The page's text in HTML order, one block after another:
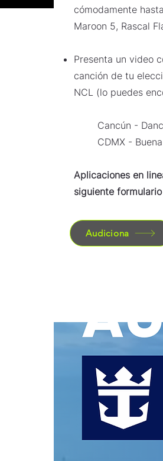
cómodamente
Maroon 5, Rascal
Presenta un video
canción de tu
NCL (lo puedes
Cancún -
CDMX -
Aplicaciones en
siguiente formulario
Audiciona